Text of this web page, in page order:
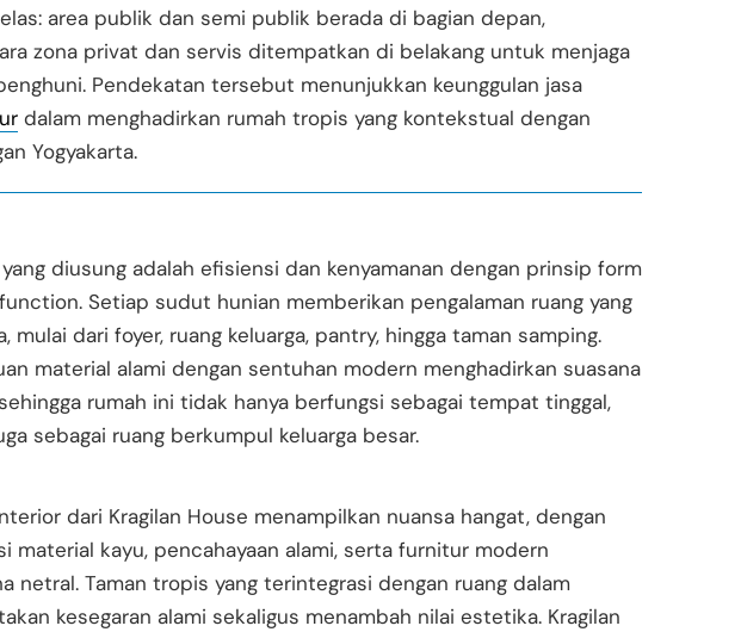
area publik dan semi publik berada di bagian depan,
zona privat dan servis ditempatkan di belakang untuk menjaga
Pendekatan tersebut menunjukkan keunggulan jasa
dalam menghadirkan rumah tropis yang kontekstual dengan
Yogyakarta.
diusung adalah efisiensi dan kenyamanan dengan prinsip form
Setiap sudut hunian memberikan pengalaman ruang yang
mulai dari foyer, ruang keluarga, pantry, hingga taman samping.
material alami dengan sentuhan modern menghadirkan suasana
rumah ini tidak hanya berfungsi sebagai tempat tinggal,
sebagai ruang berkumpul keluarga besar.
dari Kragilan House menampilkan nuansa hangat, dengan
material kayu, pencahayaan alami, serta furnitur modern
netral. Taman tropis yang terintegrasi dengan ruang dalam
kesegaran alami sekaligus menambah nilai estetika. Kragilan